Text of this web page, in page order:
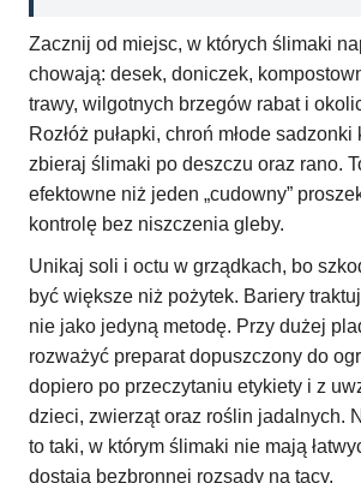
Zacznij od miejsc, w których ślimaki
chowają: desek, doniczek,
trawy, wilgotnych brzegów rabat i
Rozłóż pułapki, chroń młode sadzonki
zbieraj ślimaki po deszczu oraz rano.
efektowne niż jeden „cudowny”
kontrolę bez niszczenia gleby.
Unikaj soli i octu w grządkach, bo
być większe niż pożytek. Bariery
nie jako jedyną metodę. Przy dużej
rozważyć preparat dopuszczony do
dopiero po przeczytaniu etykiety i z
dzieci, zwierząt oraz roślin jadalnych.
to taki, w którym ślimaki nie mają
dostają bezbronnej rozsady na tacy.